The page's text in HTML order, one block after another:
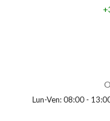
Lun-Ven: 08:00 -